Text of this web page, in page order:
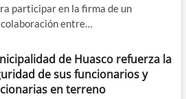
participar en la firma de un
entre…
de Huasco refuerza la
de sus funcionarios y
en terreno